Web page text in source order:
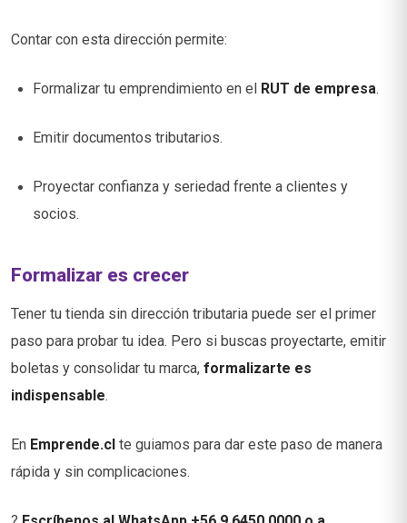
Contar con esta dirección permite:
Formalizar tu emprendimiento en el RUT de empresa.
Emitir documentos tributarios.
Proyectar confianza y seriedad frente a clientes y
socios.
Formalizar es crecer
Tener tu tienda sin dirección tributaria puede ser el primer
paso para probar tu idea. Pero si buscas proyectarte, emitir
boletas y consolidar tu marca, formalizarte es
indispensable.
En Emprende.cl te guiamos para dar este paso de manera
rápida y sin complicaciones.